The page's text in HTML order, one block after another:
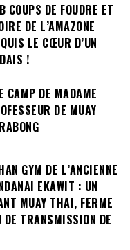
COUPS DE FOUDRE ET
DE L’AMAZONE
LE CŒUR D’UN
!
CAMP DE MADAME
DE MUAY
GYM DE L’ANCIENNE
EKAWIT : UN
MUAY THAI, FERME
DE TRANSMISSION DE